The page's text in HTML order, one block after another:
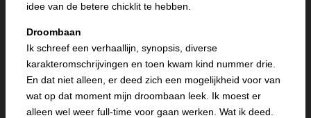
idee van de betere chicklit te hebben.
Droombaan
Ik schreef een verhaallijn, synopsis, diverse
karakteromschrijvingen en toen kwam kind nummer drie.
En dat niet alleen, er deed zich een mogelijkheid voor van
wat op dat moment mijn droombaan leek. Ik moest er
alleen wel weer full-time voor gaan werken. Wat ik deed.